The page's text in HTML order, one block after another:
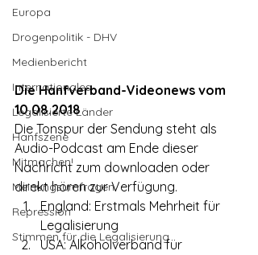
Europa
Drogenpolitik - DHV
Medienbericht
Internationales
Legalisierte Länder
Hanfszene
Mitmachen!
Meinungsumfragen
Repression
Stimmen für die Legalisierung
Die Hanfverband-Videonews vom
10.08.2018
Die Tonspur der Sendung steht als
Audio-Podcast am Ende dieser
Nachricht zum downloaden oder
direkt hören zur Verfügung.
England: Erstmals Mehrheit für
Legalisierung
USA: Alkoholverband für